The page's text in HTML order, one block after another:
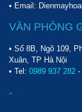
• Email:
VĂN PHÒNG
• Số 8B, Ngõ 109,
Xuân, TP Hà Nội
• Tel: 0989 937 282 -
-